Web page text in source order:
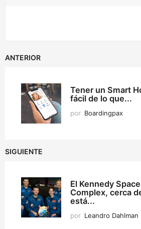
ANTERIOR
Tener un Smart
fácil de lo que...
por Boardingpax
SIGUIENTE
El Kennedy
Complex, cerca
está...
por Leandro Dahlman